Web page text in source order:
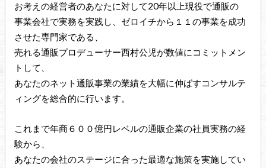
お考えの経営者のあなたに対して20年以上現役で通販の
事業会社で実務を実践し、ゼロイチから１１の事業を成功
させた専門家である、
売れる通販プロデューサー西村公児が数値にコミットメン
トして、
あなたのネット通販事業の業績を大幅に伸ばすコンサルテ
ィングを総合的に行います。
これまで年商６００億円レベルの通販企業の社員実務の経
験から、
あなたの会社のステージに合った最適な施策を実施してい